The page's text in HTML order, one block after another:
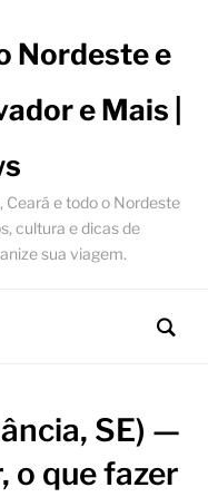
Nordeste e
e Mais |
Ceará e todo o Nordeste
cultura e dicas de
sua viagem.
SE) —
o que fazer